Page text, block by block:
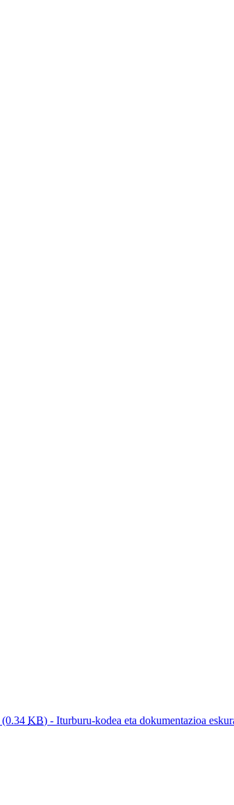
(0.34 KB) - Iturburu-kodea eta dokumentazioa